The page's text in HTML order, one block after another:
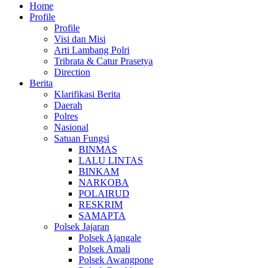
Home
Profile
Profile
Visi dan Misi
Arti Lambang Polri
Tribrata & Catur Prasetya
Direction
Berita
Klarifikasi Berita
Daerah
Polres
Nasional
Satuan Fungsi
BINMAS
LALU LINTAS
BINKAM
NARKOBA
POLAIRUD
RESKRIM
SAMAPTA
Polsek Jajaran
Polsek Ajangale
Polsek Amali
Polsek Awangpone